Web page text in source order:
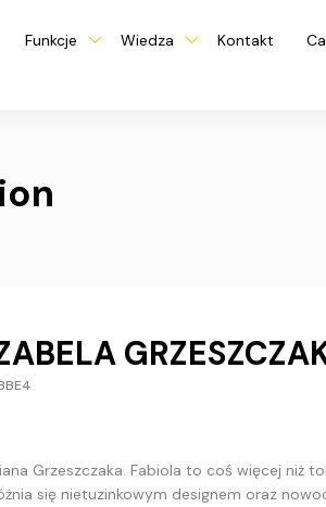
Funkcje Wiedza Kontakt
Grzeszczaka. Fabiola to coś więcej niż
się nietuzinkowym designem oraz